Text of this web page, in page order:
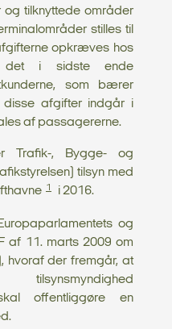
tilknyttede områder
stilles til
opkræves hos
det i sidste ende
som bærer
disse afgifter indgår i
af passagererne.
Trafik-, Bygge- og
tilsyn med
1 i 2016.
og
af 11. marts 2009 om
hvoraf der fremgår, at
offentliggøre en